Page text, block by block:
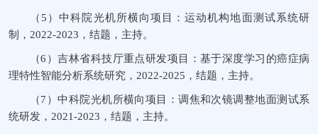
（5）中科院光机所横向项目：运动机构地面测试系统研
制， 2022-2023 ，结题，主持。
（6）吉林省科技厅重点研发项目：基于深度学习的癌症病
理特性智能分析系统研究， 2022-2025 ，结题，主持。
（7）中科院光机所横向项目：调焦和次镜调整地面测试系
统研发， 2021-2023 ，结题，主持。